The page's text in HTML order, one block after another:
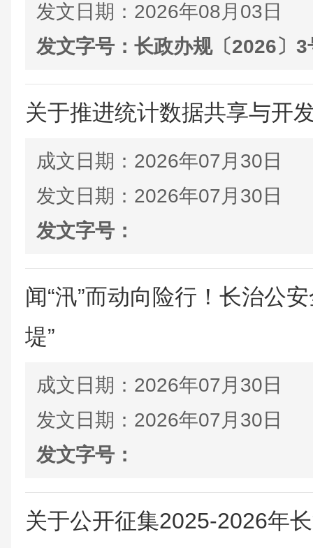
发文日期： 2026年08月03日
发文字号： 长政办规〔2026〕3
关于推进统计数据共享与开
成文日期： 2026年07月30日
发文日期： 2026年07月30日
发文字号：
闻“汛”而动向险行！长治公
堤”
成文日期： 2026年07月30日
发文日期： 2026年07月30日
发文字号：
关于公开征集2025-2026年